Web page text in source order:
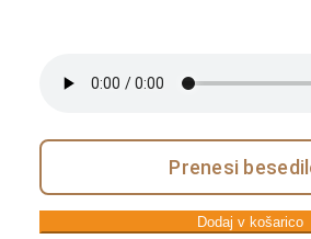
Prenesi
Dodaj v košarico